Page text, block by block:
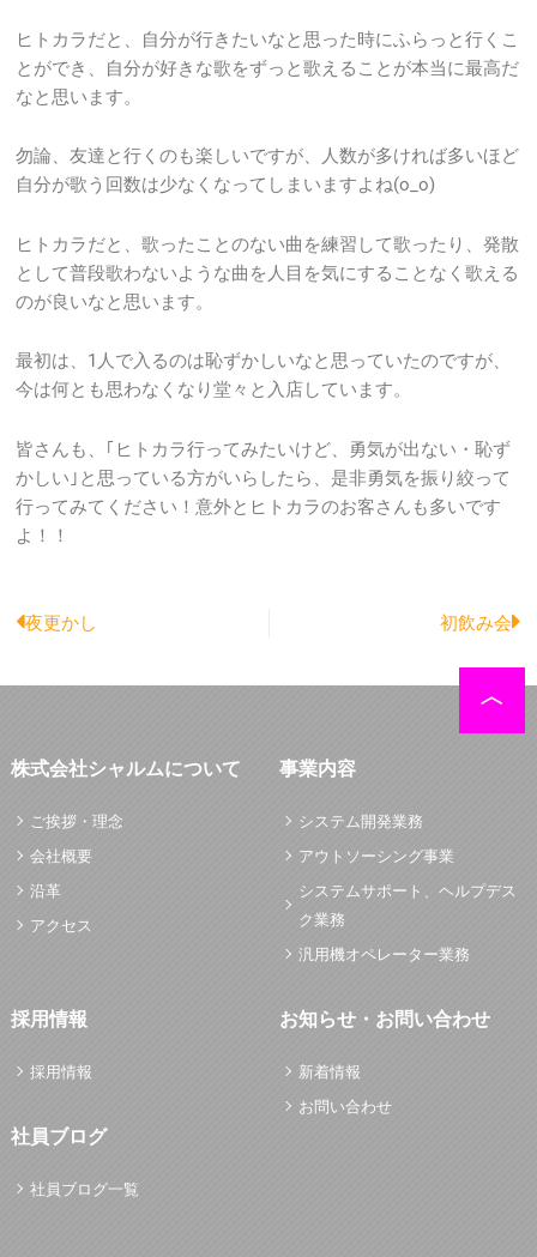
ヒトカラだと、自分が行きたいなと思った時にふらっと行くこ
とができ、自分が好きな歌をずっと歌えることが本当に最高だ
なと思います。
勿論、友達と行くのも楽しいですが、人数が多ければ多いほど
自分が歌う回数は少なくなってしまいますよね(o_o)
ヒトカラだと、歌ったことのない曲を練習して歌ったり、発散
として普段歌わないような曲を人目を気にすることなく歌える
のが良いなと思います。
最初は、1人で入るのは恥ずかしいなと思っていたのですが、
今は何とも思わなくなり堂々と入店しています。
皆さんも、｢ヒトカラ行ってみたいけど、勇気が出ない・恥ず
かしい｣と思っている方がいらしたら、是非勇気を振り絞って
行ってみてください！意外とヒトカラのお客さんも多いです
よ！！
Prev
夜更かし 初飲み会
株式会社シャルムについて
ご挨拶・理念
会社概要
沿革
アクセス
事業内容
システム開発業務
アウトソーシング事業
システムサポート、ヘルプデス
ク業務
汎用機オペレーター業務
採用情報
採用情報
社員ブログ
社員ブログ一覧
お知らせ・お問い合わせ
新着情報
お問い合わせ